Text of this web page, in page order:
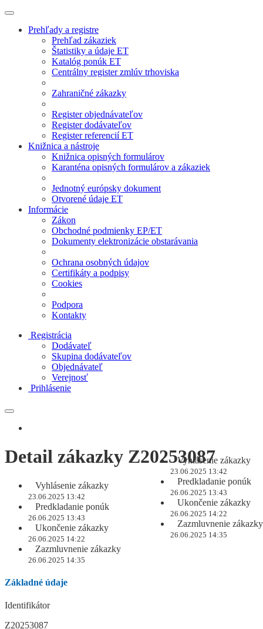
Prehľady a registre
Prehľad zákaziek
Štatistiky a údaje ET
Katalóg ponúk ET
Centrálny register zmlúv trhoviska
Zahraničné zákazky
Register objednávateľov
Register dodávateľov
Register referencií ET
Knižnica a nástroje
Knižnica opisných formulárov
Karanténa opisných formulárov a zákaziek
Jednotný európsky dokument
Otvorené údaje ET
Informácie
Zákon
Obchodné podmienky EP/ET
Dokumenty elektronizácie obstarávania
Ochrana osobných údajov
Certifikáty a podpisy
Cookies
Podpora
Kontakty
Registrácia
Dodávateľ
Skupina dodávateľov
Objednávateľ
Verejnosť
Prihlásenie
Vyhlásenie zákazky
23.06.2025 13:42
Predkladanie ponúk
26.06.2025 13:43
Ukončenie zákazky
26.06.2025 14:22
Zazmluvnenie zákazky
26.06.2025 14:35
Detail zákazky Z20253087
Vyhlásenie zákazky
23.06.2025 13:42
Predkladanie ponúk
26.06.2025 13:43
Ukončenie zákazky
26.06.2025 14:22
Zazmluvnenie zákazky
26.06.2025 14:35
Základné údaje
Identifikátor
Z20253087